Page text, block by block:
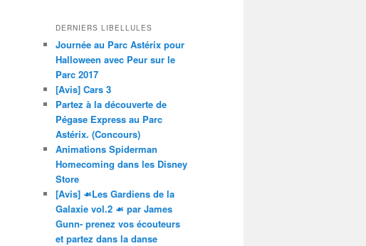
DERNIERS LIBELLULES
Journée au Parc Astérix pour
Halloween avec Peur sur le
Parc 2017
[Avis] Cars 3
Partez à la découverte de
Pégase Express au Parc
Astérix. (Concours)
Animations Spiderman
Homecoming dans les Disney
Store
[Avis] ☙Les Gardiens de la
Galaxie vol.2 ☙ par James
Gunn- prenez vos écouteurs
et partez dans la danse